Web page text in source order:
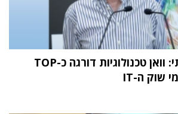
מחקר STKI השנתי: וואן טכנולוגיות דורגה כ-TOP